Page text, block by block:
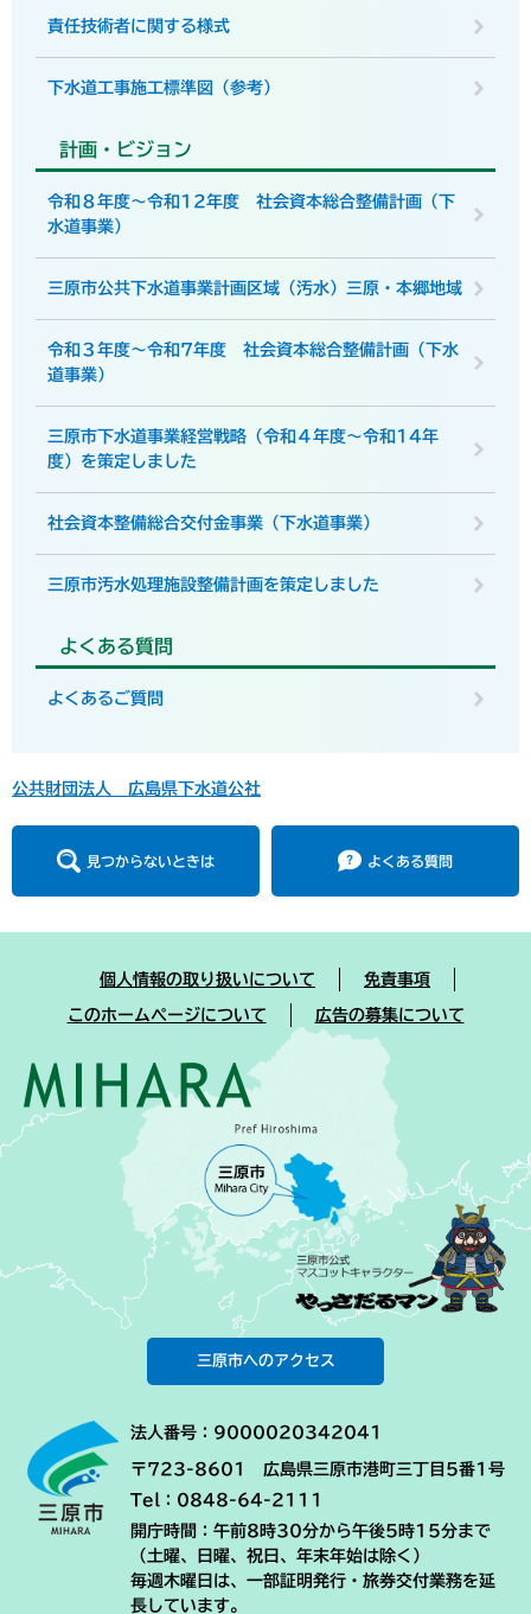
責任技術者に関する様式
下水道工事施工標準図（参考）
計画・ビジョン
令和８年度～令和12年度 社会資本総合整備計画（下
水道事業）
三原市公共下水道事業計画区域（汚水）三原・本郷地域
令和３年度～令和7年度 社会資本総合整備計画（下水
道事業）
三原市下水道事業経営戦略（令和４年度～令和14年
度）を策定しました
社会資本整備総合交付金事業（下水道事業）
三原市汚水処理施設整備計画を策定しました
よくある質問
よくあるご質問
公共財団法人 広島県下水道公社
見つからないときは よくある質問
個人情報の取り扱いについて 免責事項
このホームページについて 広告の募集について
三原市へのアクセス
法人番号：9000020342041
〒723-8601 広島県三原市港町三丁目5番1号
Tel：0848-64-2111
開庁時間：午前8時30分から午後5時15分まで
（土曜、日曜、祝日、年末年始は除く）
毎週木曜日は、一部証明発行・旅券交付業務を延
長しています。